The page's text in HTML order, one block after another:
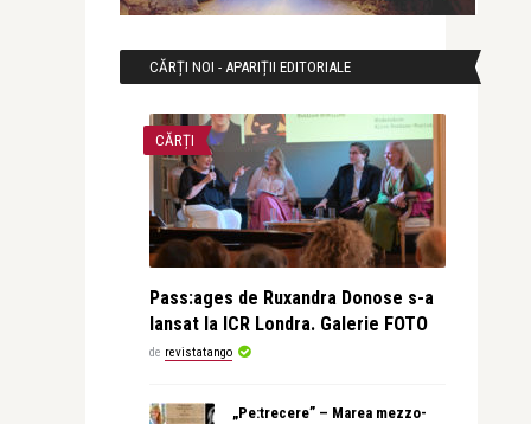
CĂRȚI NOI - APARIȚII EDITORIALE
CĂRȚI
Pass:ages de Ruxandra Donose s-a
lansat la ICR Londra. Galerie FOTO
de revistatango
„Pe:trecere” – Marea mezzo-